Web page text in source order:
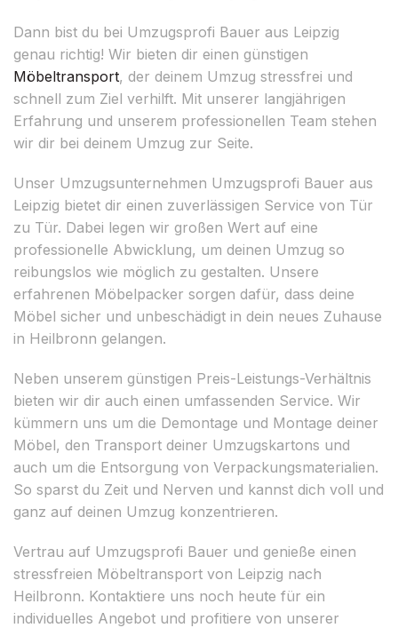
Dann bist du bei Umzugsprofi Bauer aus Leipzig
genau richtig! Wir bieten dir einen günstigen
Möbeltransport, der deinem Umzug stressfrei und
schnell zum Ziel verhilft. Mit unserer langjährigen
Erfahrung und unserem professionellen Team stehen
wir dir bei deinem Umzug zur Seite.
Unser Umzugsunternehmen Umzugsprofi Bauer aus
Leipzig bietet dir einen zuverlässigen Service von Tür
zu Tür. Dabei legen wir großen Wert auf eine
professionelle Abwicklung, um deinen Umzug so
reibungslos wie möglich zu gestalten. Unsere
erfahrenen Möbelpacker sorgen dafür, dass deine
Möbel sicher und unbeschädigt in dein neues Zuhause
in Heilbronn gelangen.
Neben unserem günstigen Preis-Leistungs-Verhältnis
bieten wir dir auch einen umfassenden Service. Wir
kümmern uns um die Demontage und Montage deiner
Möbel, den Transport deiner Umzugskartons und
auch um die Entsorgung von Verpackungsmaterialien.
So sparst du Zeit und Nerven und kannst dich voll und
ganz auf deinen Umzug konzentrieren.
Vertrau auf Umzugsprofi Bauer und genieße einen
stressfreien Möbeltransport von Leipzig nach
Heilbronn. Kontaktiere uns noch heute für ein
individuelles Angebot und profitiere von unserer